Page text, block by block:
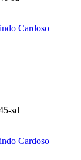
Cardoso
sd
Cardoso